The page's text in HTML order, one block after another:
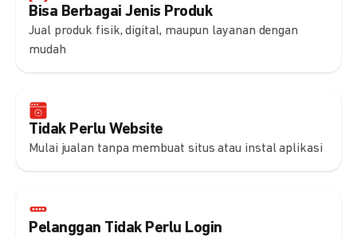
Bisa Berbagai Jenis Produk
Jual produk fisik, digital, maupun layanan dengan
mudah
Tidak Perlu Website
Mulai jualan tanpa membuat situs atau instal aplikasi
Pelanggan Tidak Perlu Login